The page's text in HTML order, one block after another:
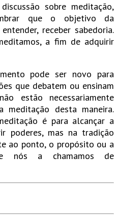
sobre meditação,
que o objetivo da
receber sabedoria.
a fim de adquirir
pode ser novo para
que debatem ou ensinam
estão necessariamente
meditação desta maneira.
é para alcançar a
poderes, mas na tradição
ao ponto, o propósito ou a
nós a chamamos de